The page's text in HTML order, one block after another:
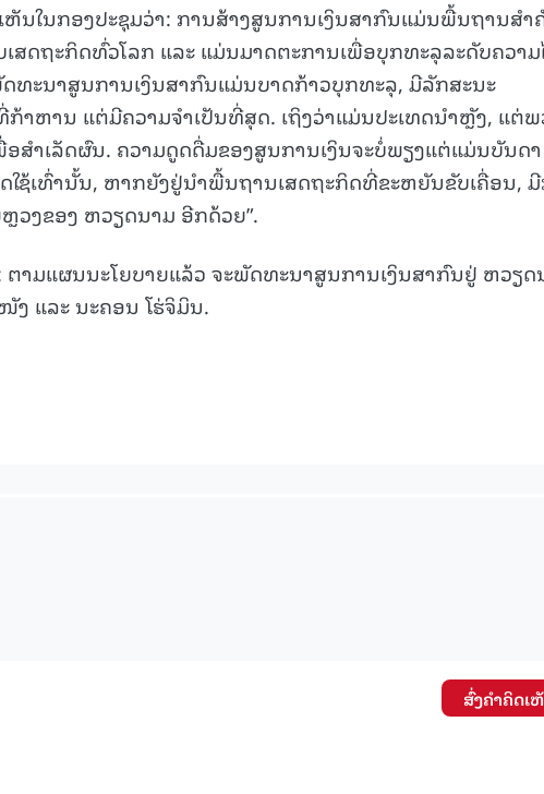
ນໃນກອງປະຊຸມວ່າ: ການສ້າງສູນການເງິນສາກົນແມ່ນພື້ນຖານສໍາ
ສດຖະກິດທົ່ວໂລກ ແລະ ແມ່ນມາດຕະການເພື່ອບຸກທະລຸລະດັບຄວາມ
ດທະນາສູນການເງິນສາກົນແມ່ນບາດກ້າວບຸກທະລຸ, ມີລັກສະນະ
າຫານ ແຕ່ມີຄວາມຈຳເປັນທີ່ສຸດ. ເຖິງວ່າແມ່ນປະເທດນຳຫຼັງ, ແຕ່
ພື່ອສຳເລັດຜົນ. ຄວາມດູດດື່ມຂອງສູນການເງິນຈະບໍ່ພຽງແຕ່ແມ່ນບັນດາ
ໃຊ້ເທົ່ານັ້ນ, ຫາກຍັງຢູ່ນຳພື້ນຖານເສດຖະກິດທີ່ຂະຫຍັນຂັບເຄື່ອນ,
ວງຂອງ ຫວຽດນາມ ອີກດ້ວຍ”.
າມແຜນນະໂຍບາຍແລ້ວ ຈະພັດທະນາສູນການເງິນສາກົນຢູ່ ຫວຽດ
ງ ແລະ ນະຄອນ ໂຮ່ຈິມິນ.
ສົ່ງຄໍາຄິດເ
15.038(05-08-2026)